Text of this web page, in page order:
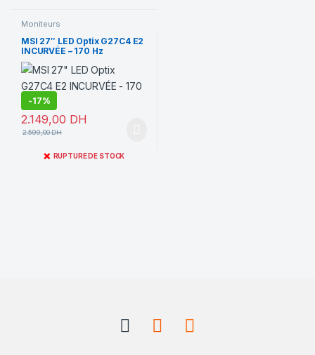
Moniteurs
MSI 27″ LED Optix G27C4 E2
INCURVÉE – 170 Hz
-17%
2.149,00 DH
2.599,00DH
❌ RUPTURE DE STOCK